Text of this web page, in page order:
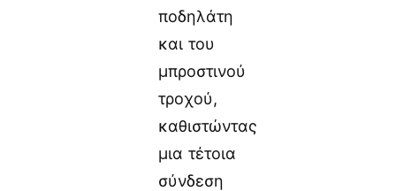
ποδηλάτη
και του
μπροστινού
τροχού,
καθιστώντας
μια τέτοια
σύνδεση